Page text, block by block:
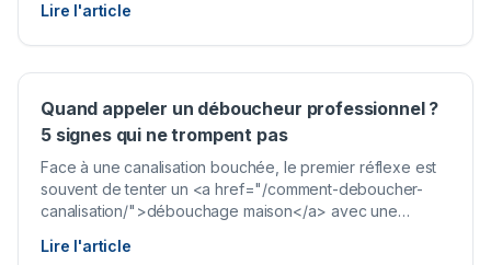
Dans la grande majorité des cas, le problème vient d'un
joint usé qu'il suffit de remplacer.
Lire l'article
Quand appeler un déboucheur professionnel ?
5 signes qui ne trompent pas
Face à une canalisation bouchée, le premier réflexe est
souvent de tenter un <a href="/comment-deboucher-
canalisation/">débouchage maison</a> avec une
de cas, cela suffit. Mais certains bouchons résistent à
Lire l'article